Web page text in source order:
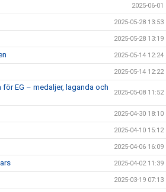
2025-06-01
2025-05-28 13:53
2025-05-28 13:19
2025-05-14 12:24
2025-05-14 12:22
EG – medaljer, laganda och
2025-05-08 11:52
2025-04-30 18:10
2025-04-10 15:12
2025-04-06 16:09
2025-04-02 11:39
2025-03-19 07:13